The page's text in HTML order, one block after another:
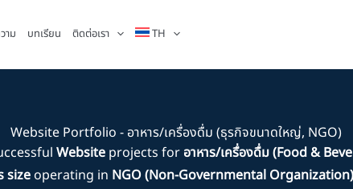
าม บทเรียน ติดต่อเรา TH
Website Portfolio - อาหาร/เครื่องดื่ม (ธุรกิจขนาดใหญ่, NGO)
Website projects for อาหาร/เครื่องดื่ม (Food &
sizeoperating in NGO (Non-Governmental Organization)